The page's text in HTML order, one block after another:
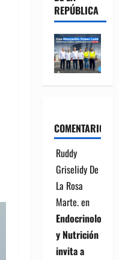
REPÚBLICA
COMENTARIOS
Ruddy
Griselidy De
La Rosa
Marte.en
Endocrinología
y Nutrición
invita a